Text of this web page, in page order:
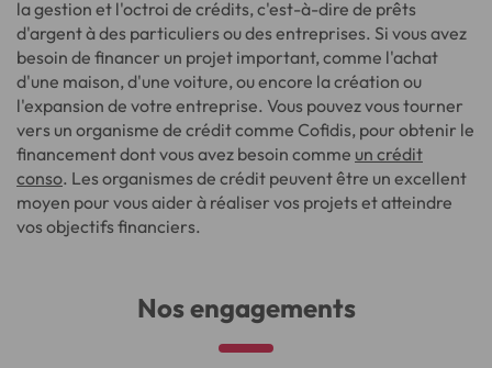
la gestion et l'octroi de crédits, c'est-à-dire de prêts
d'argent à des particuliers ou des entreprises. Si vous avez
besoin de financer un projet important, comme l'achat
d'une maison, d'une voiture, ou encore la création ou
l'expansion de votre entreprise. Vous pouvez vous tourner
vers un organisme de crédit comme Cofidis, pour obtenir le
financement dont vous avez besoin comme un crédit
conso. Les organismes de crédit peuvent être un excellent
moyen pour vous aider à réaliser vos projets et atteindre
vos objectifs financiers.
Nos engagements